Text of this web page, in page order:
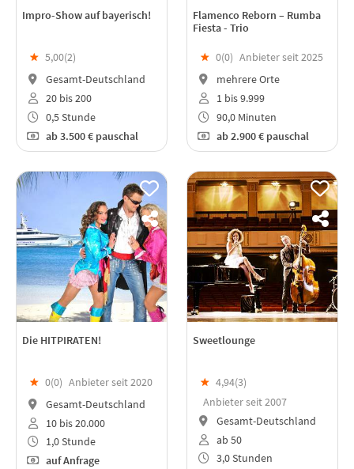
Impro-Show auf bayerisch!
★ 5,00(2)
Gesamt-Deutschland
20 bis 200
0,5 Stunde
ab3.500 € pauschal
Flamenco Reborn – Rumba
Fiesta - Trio
★ 0(0) Anbieter seit 2025
mehrere Orte
1 bis 9.999
90,0 Minuten
ab2.900 € pauschal
Die HITPIRATEN!
★ 0(0) Anbieter seit 2020
Gesamt-Deutschland
10 bis 20.000
1,0 Stunde
auf Anfrage
Sweetlounge
★ 4,94(3)
Anbieter seit 2007
Gesamt-Deutschland
ab 50
3,0 Stunden